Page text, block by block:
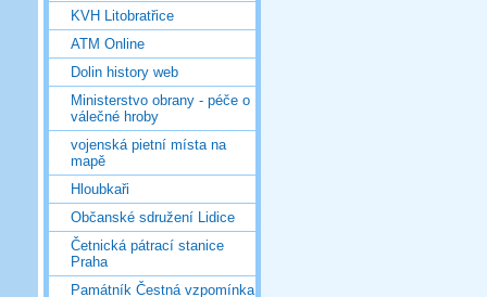
KVH Litobratřice
ATM Online
Dolin history web
Ministerstvo obrany - péče o
válečné hroby
vojenská pietní místa na
mapě
Hloubkaři
Občanské sdružení Lidice
Četnická pátrací stanice
Praha
Památník Čestná vzpomínka